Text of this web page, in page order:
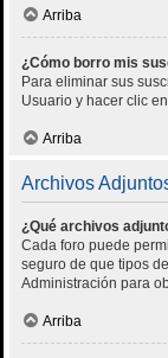
Arriba
¿Cómo borro mis
Para eliminar sus
Usuario y hacer clic
Arriba
Archivos
¿Qué archivos
Cada foro puede
seguro de que tipos
Administración para
Arriba